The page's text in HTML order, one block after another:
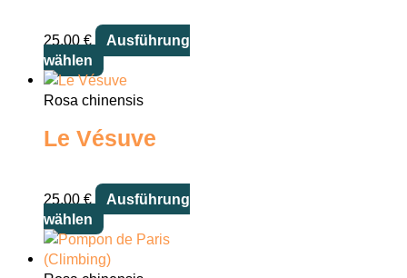
25,00 €
Ausführung
wählen
Dieses
Produkt
weist
Varianten
Optionen
können
auf
der
Rosa chinensis
Le Vésuve
25,00 €
Ausführung
wählen
Dieses
Produkt
weist